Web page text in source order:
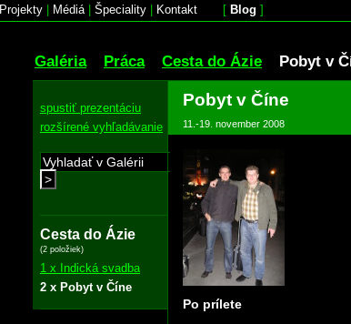
Projekty Médiá| Špeciality Kontakt [ Blog ]
Galéria Práca Cesta do Ázie Pobyt v
spustiť prezentáciu
rozšírené vyhľadávanie
>
Cesta do Ázie
(2 položiek)
1 x Indická svadba
2 x Pobyt v Číne
Pobyt v Číne
11.-19. november 2008
Po prílete